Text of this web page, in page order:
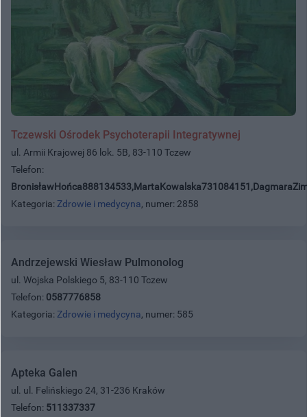
Tczewski Ośrodek Psychoterapii Integratywnej
ul. Armii Krajowej 86 lok. 5B, 83-110 Tczew
Telefon:
Kategoria: Zdrowie i medycyna, numer: 2858
Andrzejewski Wiesław Pulmonolog
ul. Wojska Polskiego 5, 83-110 Tczew
Telefon: 0587776858
Kategoria: Zdrowie i medycyna, numer: 585
Apteka Galen
ul. ul. Felińskiego 24, 31-236 Kraków
Telefon: 511337337